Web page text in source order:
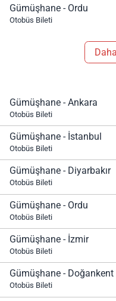
Gümüşhane - Ordu
Otobüs Bileti
Gümüşhane - Ankara
Otobüs Bileti
Gümüşhane - İstanbul
Otobüs Bileti
Gümüşhane - Diyarbakır
Otobüs Bileti
Gümüşhane - Ordu
Otobüs Bileti
Gümüşhane - İzmir
Otobüs Bileti
Gümüşhane - Doğankent
Otobüs Bileti